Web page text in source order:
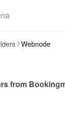
Webnode